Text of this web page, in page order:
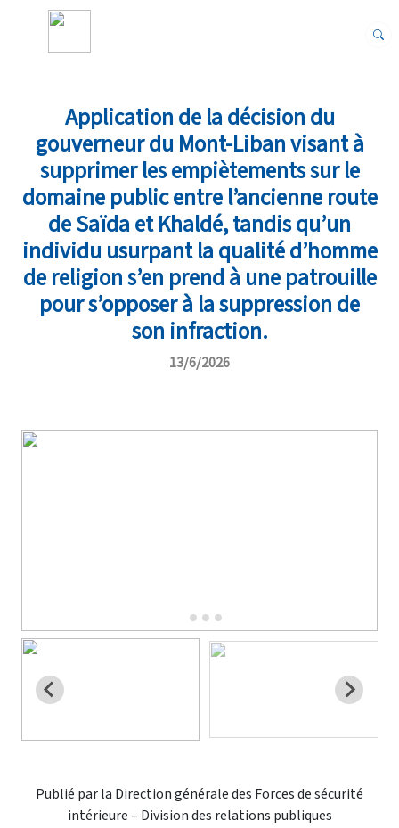
Application de la décision du
gouverneur du Mont-Liban visant à
supprimer les empiètements sur le
domaine public entre l’ancienne route
de Saïda et Khaldé, tandis qu’un
individu usurpant la qualité d’homme
de religion s’en prend à une patrouille
pour s’opposer à la suppression de
son infraction.
13/6/2026
Publié par la Direction générale des Forces de sécurité
intérieure – Division des relations publiques